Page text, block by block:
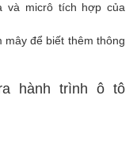
và micrô tích hợp của
mây để biết thêm thông
hành trình ô tô